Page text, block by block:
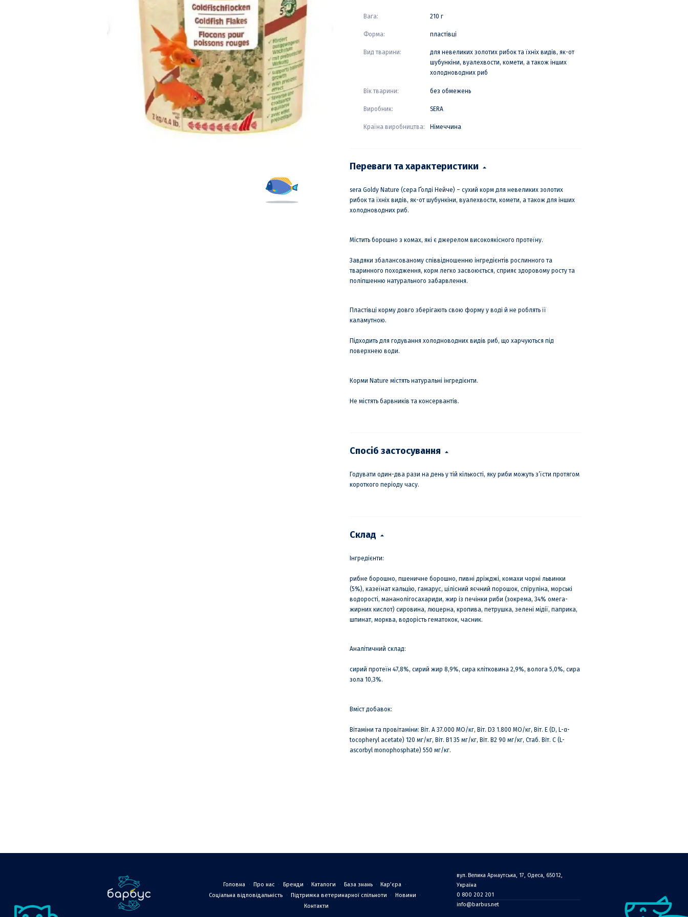
Вага: 210 г
Форма: пластівці
Вид тварини:
для невеликих золотих рибок та їхніх видів, як-от
шубункіни, вуалехвости, комети, а також інших
холодноводних риб
Вік тварини: без обмежень
Виробник: SERA
Країна виробництва: Німеччина
Переваги та характеристики
sera Goldy Nature (сера Ґолді Нейче) – сухий корм для невеликих золотих
рибок та їхніх видів, як-от шубункіни, вуалехвости, комети, а також для інших
холодноводних риб.
Містить борошно з комах, які є джерелом високоякісного протеїну.
Завдяки збалансованому співвідношенню інгредієнтів рослинного та
тваринного походження, корм легко засвоюється, сприяє здоровому росту та
поліпшенню натурального забарвлення.
Пластівці корму довго зберігають свою форму у воді й не роблять її
каламутною.
Підходить для годування холодноводних видів риб, що харчуються під
поверхнею води.
Корми Nature містять натуральні інгредієнти.
Не містять барвників та консервантів.
Спосіб застосування
Годувати один-два рази на день у тій кількості, яку риби можуть з’їсти протягом
короткого періоду часу.
Склад
Інгредієнти:
рибне борошно, пшеничне борошно, пивні дріжджі, комахи чорні львинки
(5%), казеїнат кальцію, гамарус, цілісний яєчний порошок, спіруліна, морські
водорості, мананолігосахариди, жир із печінки риби (зокрема, 34% омега-
жирних кислот) сировина, люцерна, кропива, петрушка, зелені мідії, паприка,
шпинат, морква, водорість гематокок, часник.
Аналітичний склад:
сирий протеїн 47,8%, сирий жир 8,9%, сира клітковина 2,9%, волога 5,0%, сира
зола 10,3%.
Вміст добавок:
Вітаміни та провітаміни: Bіт. A 37.000 МО/кг, Bіт. D3 1.800 МО/кг, Bіт. E (D, L-α-
tocopheryl acetate) 120 мг/кг, Bіт. B1 35 мг/кг, Bіт. B2 90 мг/кг, Стаб. Bіт. C (L-
ascorbyl monophosphate) 550 мг/кг.
Головна Про нас Бренди Каталоги База знань
Кар’єра
Соціальна відповідальність
Підтримка ветеринарної спільноти
Новини
Контакти
вул. Велика Арнаутська, 17, Одеса, 65012,
Україна
0 800 202 201
info@barbus.net